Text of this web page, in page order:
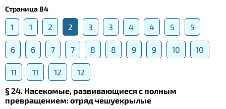
Страница 84
1 1 2 2 3 3 4 4 5 5
6 6 7 7 8 8 9 9 10 10
11 11 12
12
§ 24. Насекомые, развивающиеся с полным
превращением: отряд чешуекрылые